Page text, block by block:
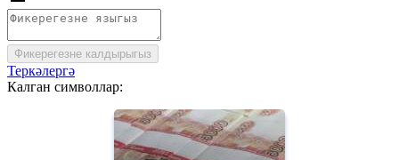
Фикерегезне калдырыгыз
Теркәлергә
Калган символлар: